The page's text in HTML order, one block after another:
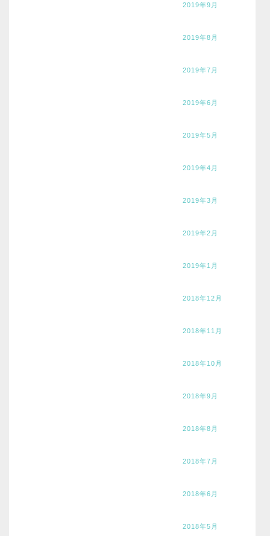
2019年9月
2019年8月
2019年7月
2019年6月
2019年5月
2019年4月
2019年3月
2019年2月
2019年1月
2018年12月
2018年11月
2018年10月
2018年9月
2018年8月
2018年7月
2018年6月
2018年5月